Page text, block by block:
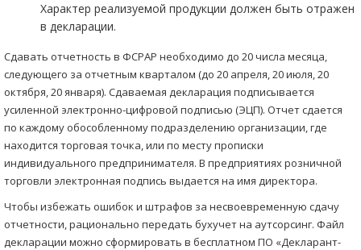
Характер реализуемой продукции должен быть отражен
в декларации.
Сдавать отчетность в ФСРАР необходимо до 20 числа месяца,
следующего за отчетным кварталом (до 20 апреля, 20 июля, 20
октября, 20 января). Сдаваемая декларация подписывается
усиленной электронно-цифровой подписью (ЭЦП). Отчет сдается
по каждому обособленному подразделению организации, где
находится торговая точка, или по месту прописки
индивидуального предпринимателя. В предприятиях розничной
торговли электронная подпись выдается на имя директора.
Чтобы избежать ошибок и штрафов за несвоевременную сдачу
отчетности, рационально передать бухучет на аутсорсинг. Файл
декларации можно сформировать в бесплатном ПО «Декларант-